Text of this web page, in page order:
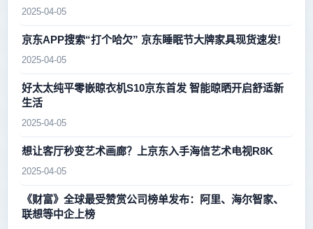
2025-04-05
京东APP搜索“打个哈欠” 京东睡眠节大牌家具现货速发!
2025-04-05
好太太纯平零嵌晾衣机S10京东首发 智能晾晒开启舒适新
生活
2025-04-05
想让客厅秒变艺术画廊？上京东入手海信艺术电视R8K
2025-04-05
《财富》全球最受赞赏公司榜单发布：阿里、海尔智家、
联想等中企上榜